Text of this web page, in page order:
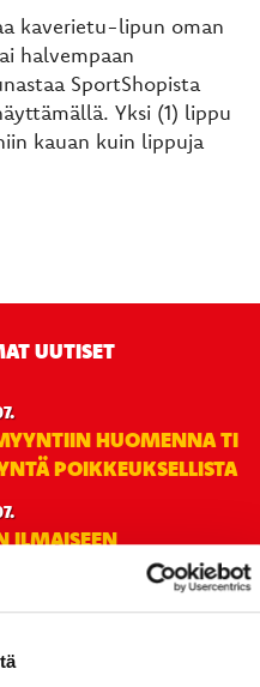
kaverietu-lipun oman
halvempaan
SportShopista
Yksi (1) lippu
kauan kuin lippuja
UUTISET
HUOMENNA TI
POIKKEUKSELLISTA
ILMAISEEN
KESÄ-HEINÄKUUSSA!
MYYNNISSÄ